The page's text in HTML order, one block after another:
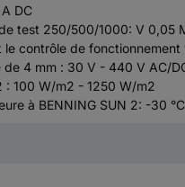
DC
test 250/500/1000: V 0,05
contrôle de
de 4 mm : 30 V - 440 V AC/
: 100 W/m2 - 1250 W/m2
à BENNING SUN 2: -30